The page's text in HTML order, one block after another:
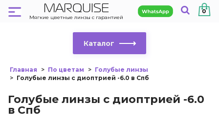
MARQUISE
Мягкие цветные линзы с гарантией
0
Каталог
Главная По цветам
Голубые линзы
Голубые линзы с диоптрией -6.0 в Спб
Голубые линзы с диоптрией -6.0
в Спб